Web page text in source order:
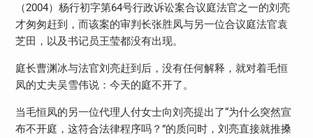
（2004）杨行初字第64号行政诉讼案合议庭法官之一的刘亮
才匆匆赶到，而该案的审判长张胜凤与另一位合议庭法官袁
芝田，以及书记员王莹都没有出现。
庭长曹渊冰与法官刘亮赶到后，没有任何解释，就对着毛恒
凤的丈夫吴雪伟说：今天的庭不开了。
当毛恒凤的另一位代理人付女士向刘亮提出了“为什么突然宣
布不开庭，这符合法律程序吗？”的质问时，刘亮直接就推搡